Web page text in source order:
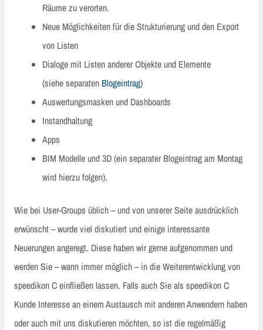
Räume zu verorten.
Neue Möglichkeiten für die Strukturierung und den Export
von Listen
Dialoge mit Listen anderer Objekte und Elemente
(siehe separaten Blogeintrag)
Auswertungsmasken und Dashboards
Instandhaltung
Apps
BIM Modelle und 3D (ein separater Blogeintrag am Montag
wird hierzu folgen).
Wie bei User-Groups üblich – und von unserer Seite ausdrücklich
erwünscht – wurde viel diskutiert und einige interessante
Neuerungen angeregt. Diese haben wir gerne aufgenommen und
werden Sie – wann immer möglich – in die Weiterentwicklung von
speedikon C einfließen lassen. Falls auch Sie als speedikon C
Kunde Interesse an einem Austausch mit anderen Anwendern haben
oder auch mit uns diskutieren möchten, so ist die regelmäßig